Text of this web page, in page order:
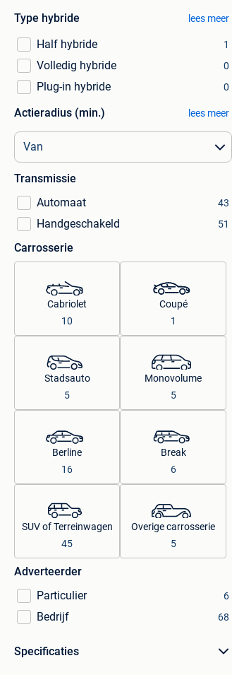
Type hybride lees meer
Half hybride 1
Volledig hybride 0
Plug-in hybride 0
Actieradius (min.) lees meer
Transmissie
Automaat
43
Handgeschakeld 51
Carrosserie
Cabriolet
10
Coupé
1
Stadsauto
5
Monovolume
5
Berline
16
Break
6
SUV of Terreinwagen
45
Overige carrosserie
5
Adverteerder
Particulier
6
Bedrijf 68
Specificaties